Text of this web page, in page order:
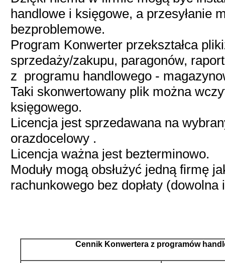
handlowe i księgowe, a przesyłanie
bezproblemowe.
Program Konwerter przekształca
sprzedaży/zakupu, paragonów,
z programu handlowego -
Taki skonwertowany plik można
księgowego.
Licencja jest sprzedawana na
orazdocelowy .
Licencja ważna jest bezterminowo.
Moduły mogą obsłużyć jedną firmę
rachunkowego bez dopłaty
Cennik Konwertera z programów